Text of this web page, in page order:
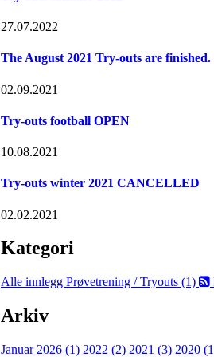
27.07.2022
The August 2021 Try-outs are finished.
02.09.2021
Try-outs football OPEN
10.08.2021
Try-outs winter 2021 CANCELLED
02.02.2021
Kategori
Alle innlegg Prøvetrening / Tryouts (1)
Arkiv
Januar 2026 (1) 2022 (2) 2021 (3) 2020